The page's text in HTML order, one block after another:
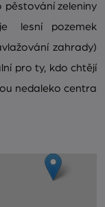
zeleniny
lesní pozemek
zahrady)
pro ty, kdo chtějí
nedaleko centra